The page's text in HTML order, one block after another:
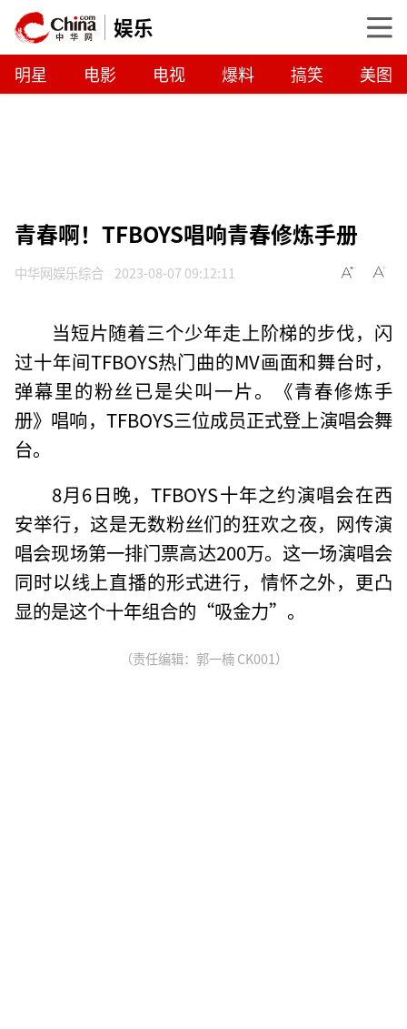
娱乐
明星 电影 电视 爆料 搞笑 美图
青春啊！TFBOYS唱响青春修炼手册
中华网娱乐综合 2023-08-07 09:12:11
当短片随着三个少年走上阶梯的步伐，闪
过十年间TFBOYS热门曲的MV画面和舞台时，
弹幕里的粉丝已是尖叫一片。《青春修炼手
册》唱响，TFBOYS三位成员正式登上演唱会舞
台。
8月6日晚，TFBOYS十年之约演唱会在西
安举行，这是无数粉丝们的狂欢之夜，网传演
唱会现场第一排门票高达200万。这一场演唱会
同时以线上直播的形式进行，情怀之外，更凸
显的是这个十年组合的“吸金力”。
（责任编辑：郭一楠 CK001）